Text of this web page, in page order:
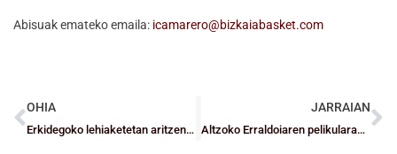
Abisuak emateko emaila: icamarero@bizkaiabasket.com
OHIA
Erkidegoko lehiaketetan aritzen diren bizkaitar senior taldeen jardunaldiaren laburpena
JARRAIAN
Altzoko Erraldoiaren pelikularako casting-a